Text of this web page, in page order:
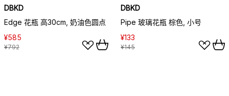
DBKD
Edge 花瓶 高30cm, 奶油色圆点
¥585
¥792
DBKD
Pipe 玻璃花瓶 棕色, 小号
¥133
¥145